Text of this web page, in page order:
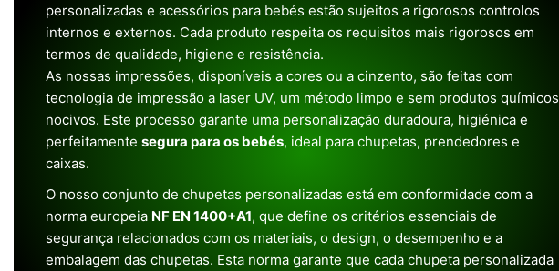
personalizadas e acessórios para bebés estão sujeitos a rigorosos controlos
internos e externos. Cada produto respeita os requisitos mais rigorosos em
termos de qualidade, higiene e resistência.
As nossas impressões, disponíveis a cores ou a cinzento, são feitas com
tecnologia de impressão a laser UV, um método limpo e sem produtos químicos
nocivos. Este processo garante uma personalização duradoura, higiénica e
perfeitamente segura para os bebés, ideal para chupetas, prendedores e
caixas.
O nosso conjunto de chupetas personalizadas está em conformidade com a
norma europeia NF EN 1400+A1, que define os critérios essenciais de
segurança relacionados com os materiais, o design, o desempenho e a
embalagem das chupetas. Esta norma garante que cada chupeta personalizada